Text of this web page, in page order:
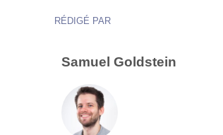
RÉDIGÉ PAR
Samuel Goldstein